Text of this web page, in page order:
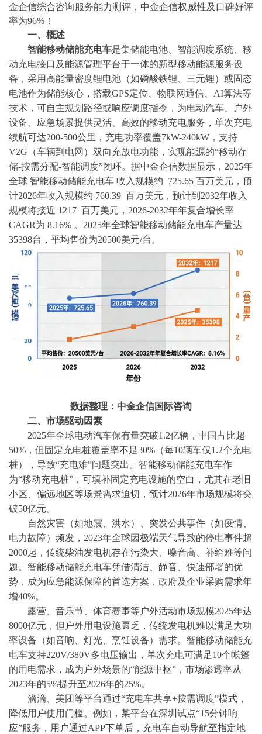
金企信综合咨询服务能力测评，中金企信权威性及口碑好评
率为96%！
一、概述
智能移动储能充电车是集储能电池、智能调度系统、移
动充电接口及能源管理平台于一体的新型移动能源服务设
备，采用高能量密度锂电池（如磷酸铁锂、三元锂）或固态
电池作为储能核心，搭载GPS定位、物联网通信、AI算法等
技术，可自主规划路径或响应调度指令，为电动汽车、户外
设备、应急场景提供灵活、高效的移动充电服务，单次充电
续航可达200-500公里，充电功率覆盖7kW-240kW，支持
V2G（车辆到电网）双向充放电功能，实现能源的“移动存
储-按需分配-智能调度”闭环。据中金企信数据显示， 2025年
全球 智能移动储能充电车 收入规模约 725.65 百万美元，预
计2026年收入规模约 760.39 百万美元，预计到2032年收入
规模将接近 1217 百万美元，2026-2032年年复合增长率
CAGR为 8.16% 。2025年全球智能移动储能充电车产量达
35398台，平均售价为20500美元/台。
数据整理：中金企信国际咨询
二、市场驱动因素
2025年全球电动汽车保有量突破1.2亿辆，中国占比超
50%，但固定充电桩覆盖率不足30%（每10辆车仅1.2个充电
桩），导致“充电难”问题突出。智能移动储能充电车作
为“移动充电桩”，可填补固定充电设施的空白，尤其在老旧
小区、偏远地区等场景需求迫切，预计2026年市场规模将突
破50亿元。
自然灾害（如地震、洪水）、突发公共事件（如疫情、
电力故障）频发， 2023年全球因极端天气导致的停电事件超
2000起，传统柴油发电机存在污染大、噪音高、补给难等问
题。智能移动储能充电车凭借清洁、静音、快速部署的优
势，成为应急能源保障的首选方案，政府及企业采购需求年
增40%。
露营、音乐节、体育赛事等户外活动市场规模2025年达
8000亿元，但户外用电设施匮乏，传统发电机难以满足大功
率设备（如音响、灯光、烹饪设备）需求。智能移动储能充
电车支持220V/380V多电压输出，单次充电可满足10个帐篷
的用电需求，成为户外场景的“能源中枢”，市场渗透率从
2023年的5%提升至2026年的25%。
滴滴、美团等平台通过“充电车共享+按需调度”模式，
降低用户使用门槛。例如，某平台在深圳试点“15分钟响
应”服务，用户通过APP下单后，充电车自动导航至指定地